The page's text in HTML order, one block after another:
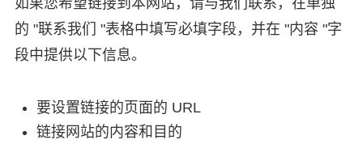
的 "联系我们 "表格中填写必填字段，并在 "内容 "字
段中提供以下信息。
要设置链接的页面的 URL
链接网站的内容和目的